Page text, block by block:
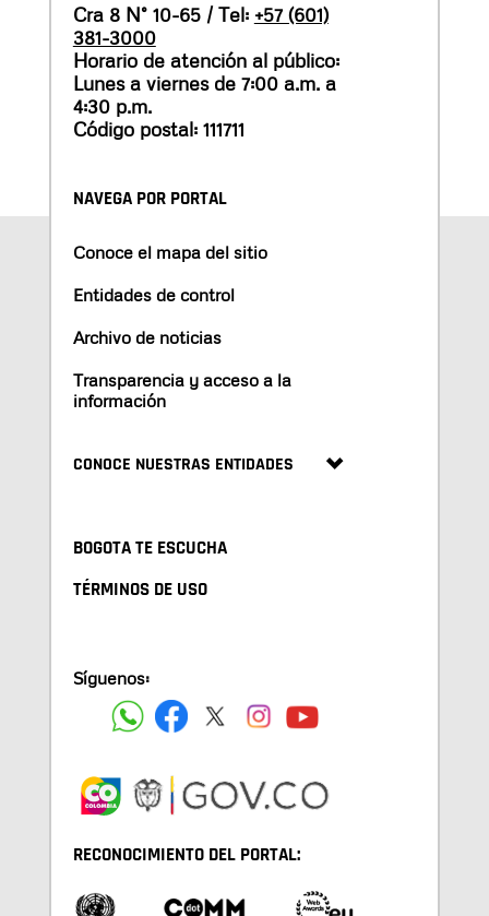
Cra 8 N° 10-65 / Tel: +57 (601)
381-3000
Horario de atención al público:
Lunes a viernes de 7:00 a.m. a
4:30 p.m.
Código postal: 111711
NAVEGA POR PORTAL
Conoce el mapa del sitio
Entidades de control
Archivo de noticias
Transparencia y acceso a la
información
CONOCE NUESTRAS ENTIDADES
BOGOTA TE ESCUCHA
TÉRMINOS DE USO
Síguenos:
RECONOCIMIENTO DEL PORTAL: